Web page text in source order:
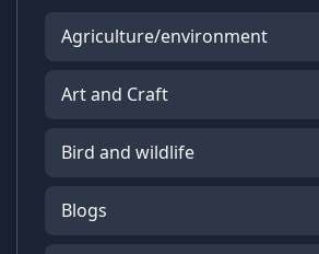
Agriculture/environment
Art and Craft
Bird and wildlife
Blogs